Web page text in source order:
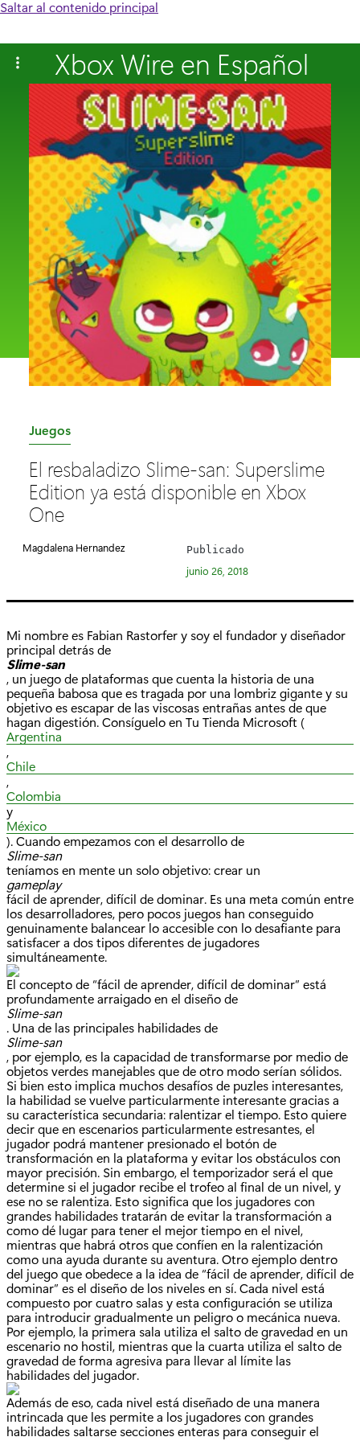
Saltar al contenido principal
Xbox Wire en Español
C
t
e
g
a
Juegos
El resbaladizo Slime-san: Superslime
Edition ya está disponible en Xbox
One
Magdalena Hernandez Publicado
junio 26, 2018
Mi nombre es Fabian Rastorfer y soy el fundador y diseñador
principal detrás de
Slime-san
, un juego de plataformas que cuenta la historia de una
pequeña babosa que es tragada por una lombriz gigante y su
objetivo es escapar de las viscosas entrañas antes de que
hagan digestión. Consíguelo en Tu Tienda Microsoft (
Argentina
,
Chile
,
Colombia
y
México
). Cuando empezamos con el desarrollo de
Slime-san
teníamos en mente un solo objetivo: crear un
gameplay
fácil de aprender, difícil de dominar. Es una meta común entre
los desarrolladores, pero pocos juegos han conseguido
genuinamente balancear lo accesible con lo desafiante para
satisfacer a dos tipos diferentes de jugadores
simultáneamente.
El concepto de “fácil de aprender, difícil de dominar” está
profundamente arraigado en el diseño de
Slime-san
. Una de las principales habilidades de
Slime-san
, por ejemplo, es la capacidad de transformarse por medio de
objetos verdes manejables que de otro modo serían sólidos.
Si bien esto implica muchos desafíos de puzles interesantes,
la habilidad se vuelve particularmente interesante gracias a
su característica secundaria: ralentizar el tiempo. Esto quiere
decir que en escenarios particularmente estresantes, el
jugador podrá mantener presionado el botón de
transformación en la plataforma y evitar los obstáculos con
mayor precisión. Sin embargo, el temporizador será el que
determine si el jugador recibe el trofeo al final de un nivel, y
ese no se ralentiza. Esto significa que los jugadores con
grandes habilidades tratarán de evitar la transformación a
como dé lugar para tener el mejor tiempo en el nivel,
mientras que habrá otros que confíen en la ralentización
como una ayuda durante su aventura. Otro ejemplo dentro
del juego que obedece a la idea de “fácil de aprender, difícil de
dominar” es el diseño de los niveles en sí. Cada nivel está
compuesto por cuatro salas y esta configuración se utiliza
para introducir gradualmente un peligro o mecánica nueva.
Por ejemplo, la primera sala utiliza el salto de gravedad en un
escenario no hostil, mientras que la cuarta utiliza el salto de
gravedad de forma agresiva para llevar al límite las
habilidades del jugador.
Además de eso, cada nivel está diseñado de una manera
intrincada que les permite a los jugadores con grandes
habilidades saltarse secciones enteras para conseguir el